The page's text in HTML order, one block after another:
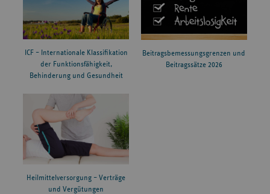
ICF – Internationale Klassifikation
der Funktionsfähigkeit,
Behinderung und Gesundheit
Beitragsbemessungsgrenzen und
Beitragssätze 2026
Heilmittelversorgung – Verträge
und Vergütungen